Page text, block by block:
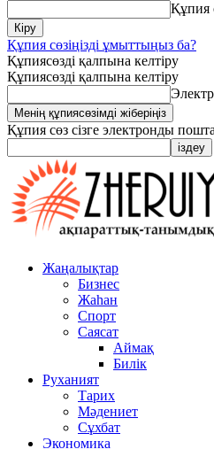
Құпия
Құпия сөзіңізді ұмыттыңыз ба?
Құпиясөзді қалпына келтіру
Құпиясөзді қалпына келтіру
Құпия сөз сізге электронды
Жаңалықтар
Бизнес
Жаһан
Спорт
Саясат
Аймақ
Билік
Руханият
Тарих
Мәдениет
Сұхбат
Экономика